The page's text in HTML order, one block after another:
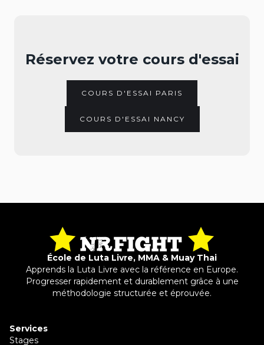
Réservez votre cours d'essai
COURS D'ESSAI PARIS
COURS D'ESSAI NANCY
École de Luta Livre, MMA & Muay Thai
Apprends la Luta Livre avec la référence en Europe.
Progresser rapidement et durablement grâce à une
méthodologie structurée et éprouvée.
Services
Stages